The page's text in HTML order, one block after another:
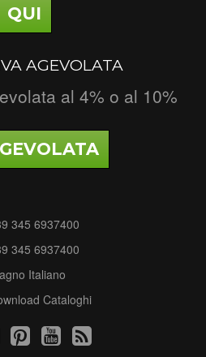
QUI
AGEVOLATA
al 4% o al 10%
345 6937400
345 6937400
Italiano
Cataloghi